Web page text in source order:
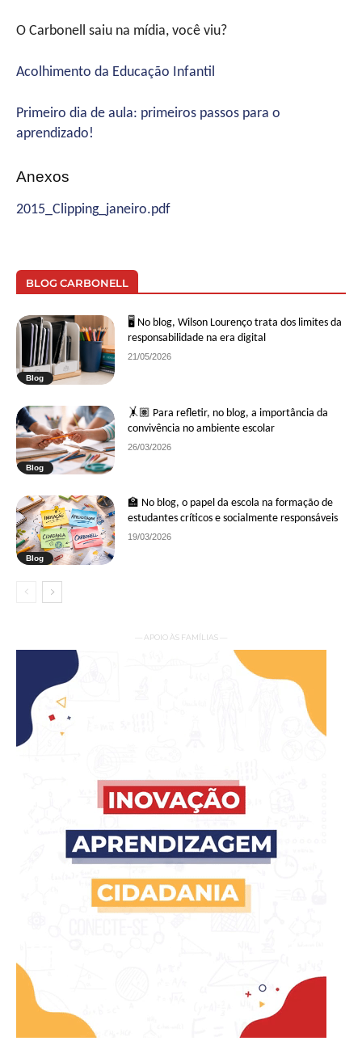
O Carbonell saiu na mídia, você viu?
Acolhimento da Educação Infantil
Primeiro dia de aula: primeiros passos para o
aprendizado!
Anexos
2015_Clipping_janeiro.pdf
BLOG CARBONELL
Blog
🖥 No blog, Wilson Lourenço trata dos limites da
responsabilidade na era digital
21/05/2026
Blog
🤸🏽 Para refletir, no blog, a importância da
convivência no ambiente escolar
26/03/2026
Blog
🏫 No blog, o papel da escola na formação de
estudantes críticos e socialmente responsáveis
19/03/2026
— APOIO ÀS FAMÍLIAS —